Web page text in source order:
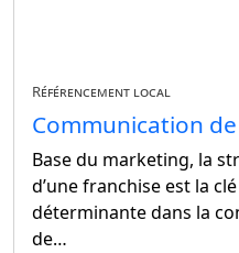
Référencement local
Communication
Base du marketing, la
d’une franchise est la
déterminante dans la
de…